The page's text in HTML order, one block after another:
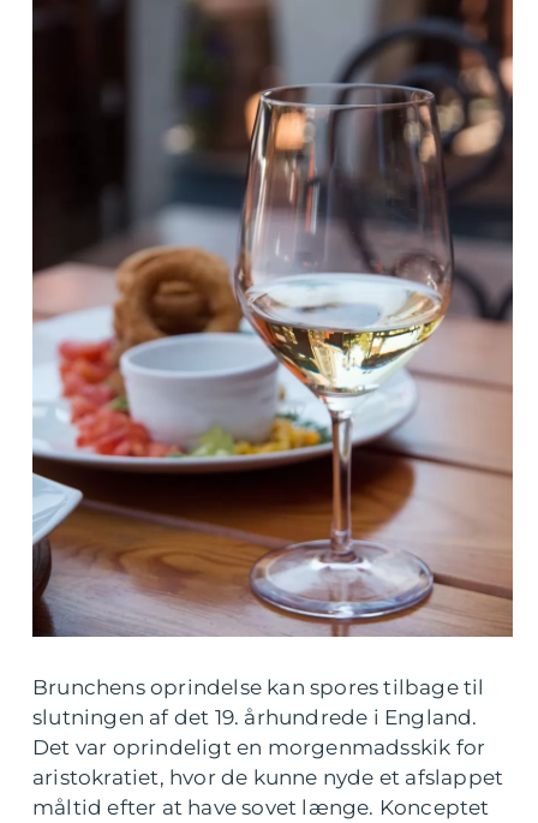
Brunchens oprindelse kan spores tilbage til
slutningen af det 19. århundrede i England.
Det var oprindeligt en morgenmadsskik for
aristokratiet, hvor de kunne nyde et afslappet
måltid efter at have sovet længe. Konceptet